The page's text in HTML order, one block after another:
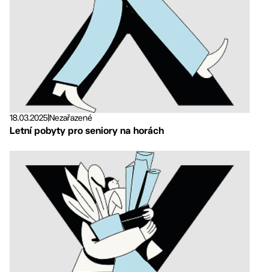
18.03.2025Nezařazené
Letní pobyty pro seniory na horách